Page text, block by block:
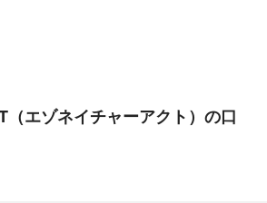
エゾネイチャーアクト）の口